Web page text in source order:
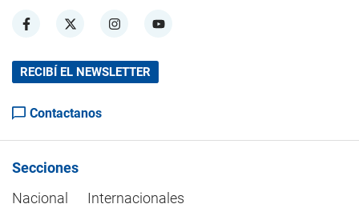
RECIBÍ EL NEWSLETTER
Contactanos
Secciones
Nacional
Internacionales